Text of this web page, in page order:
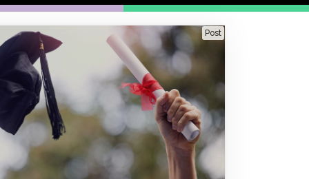
ClassLink
Astuto
Ellevation
de Inglés
Educación Superior
Lugares de trabajo
Cumplimiento
Contactar Soporte
Post